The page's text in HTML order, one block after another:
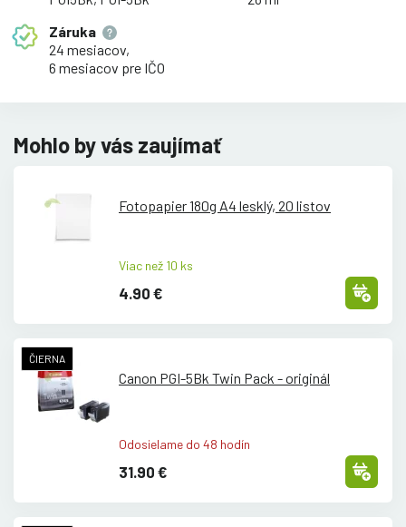
Záruka
24 mesiacov,
6 mesiacov pre IČO
Mohlo by vás zaujímať
Fotopapier 180g A4 lesklý, 20 listov
Viac než 10 ks
4.90 €
ČIERNA
Canon PGI-5Bk Twin Pack - originál
Odosielame do 48 hodín
31.90 €